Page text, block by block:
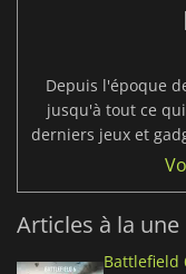
Depuis l'époque
jusqu'à tout ce
derniers jeux et
Articles à la une
Battlefield